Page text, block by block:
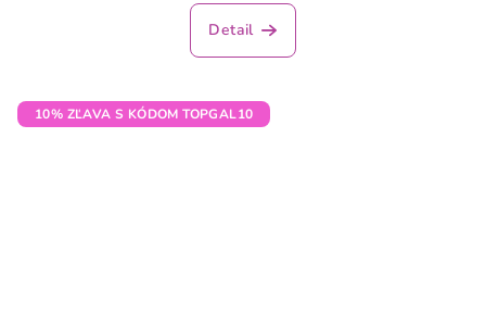
Detail
10% ZĽAVA S KÓDOM TOPGAL10